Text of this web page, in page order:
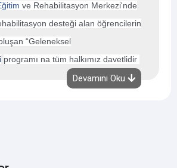
ve Rehabilitasyon Merkezi'nde
desteği alan öğrencilerin
“Geleneksel
programı na tüm halkımız davetlidir
günü 17:00-19:00 saatleri arasında
Devamını Oku